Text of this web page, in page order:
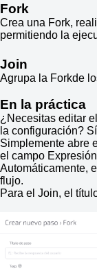
Fork
Crea una Fork,
permitiendo la
Join
Agrupa la Forkde
En la práctica
¿Necesitas editar
la configuración?
Simplemente abre
el campo
Automáticamente,
flujo.
Para el Join, el